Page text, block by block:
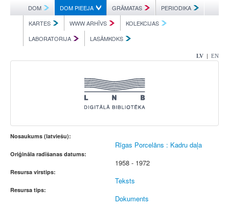
DOM DOM PIEEJA GRĀMATAS
PERIODIKA
KARTES
WWW ARHĪVS
KOLEKCIJAS
LABORATORIJA
LASĀMKOKS
LV | EN
Nosaukums (latviešu):
Rīgas Porcelāns : Kadru daļa
Oriģināla radīšanas datums:
1958 - 1972
Resursa virstips:
Teksts
Resursa tips:
Dokuments